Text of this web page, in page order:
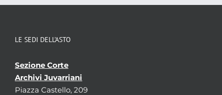
LE SEDI DELL’ASTO
Sezione Corte
Archivi Juvarriani
Piazza Castello, 209